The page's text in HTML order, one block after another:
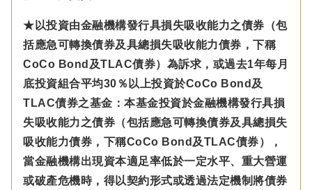
★以投資由金融機構發行具損失吸收能力之債券（包
括應急可轉換債券及具總損失吸收能力債券，下稱
CoCo Bond及TLAC債券）為訴求，或過去1年每月
底投資組合平均30％以上投資於CoCo Bond及
TLAC債券之基金：本基金投資於金融機構發行具損
失吸收能力之債券（包括應急可轉換債券及具總損失
吸收能力債券，下稱CoCo Bond及TLAC債券），
當金融機構出現資本適足率低於一定水平、重大營運
或破產危機時，得以契約形式或透過法定機制將債券